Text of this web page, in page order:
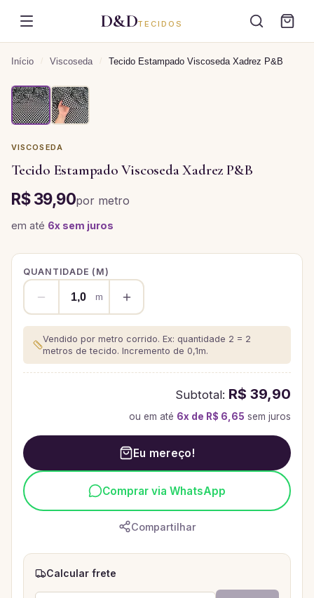
D&DTECIDOS
Início / Viscoseda / Tecido Estampado Viscoseda Xadrez P&B
VISCOSEDA
Tecido Estampado Viscoseda Xadrez P&B
R$ 39,90por metro
em até 6x sem juros
QUANTIDADE ( M)
m
Vendido por metro corrido. Ex: quantidade 2 = 2
metros de tecido. Incremento de 0,1m.
Subtotal: R$ 39,90
ou em até 6x de R$ 6,65 sem juros
Eu mereço!
Comprar via WhatsApp
Compartilhar
Calcular frete